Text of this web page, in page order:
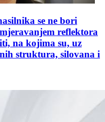
se ne bori
reflektora
na kojima su, uz
struktura, silovana i